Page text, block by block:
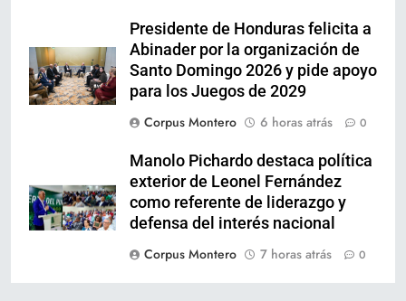
Presidente de Honduras felicita a
Abinader por la organización de
Santo Domingo 2026 y pide apoyo
para los Juegos de 2029
Corpus Montero
6 horas atrás 0
Manolo Pichardo destaca política
exterior de Leonel Fernández
como referente de liderazgo y
defensa del interés nacional
Corpus Montero
7 horas atrás 0